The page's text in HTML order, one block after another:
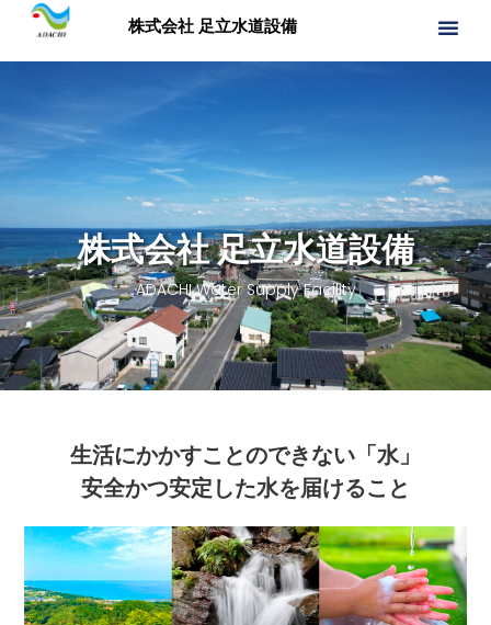
株式会社 足立水道設備
株式会社 足立水道設備
ADACHI Water Supply Facility
生活にかかすことのできない「水」
安全かつ安定した水を届けること